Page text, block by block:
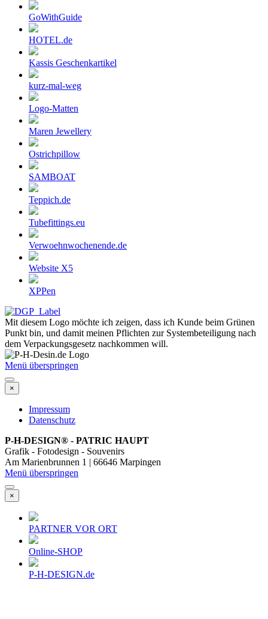
GoWithGuide
HOTEL.de
Kassis Geschenkartikel
kurz-mal-weg
Logo-Matten
Maren Jewellery
Ostrichpillow
SAMBOAT
Teppich.de
Tubefittings.eu
Verwoehnwochenende.de
Website X5
XPPen
Mit diesem Logo möchte ich zeigen, dass ich Kunde beim Grünen
Punkt bin, und damit meinen Pflichten zur Systembeteiligung nach
dem Verpackungsgesetz nachkommen will.
Menü überspringen
×
Impressum
Datenschutz
P-H-DESIGN® - PATRIC HAUPT
Grafik - Fotodesign - Souvenirs
Am Marienbrunnen 1 | 66646 Marpingen
Menü überspringen
×
PARTNER VOR ORT
Online-SHOP
P-H-DESIGN.de